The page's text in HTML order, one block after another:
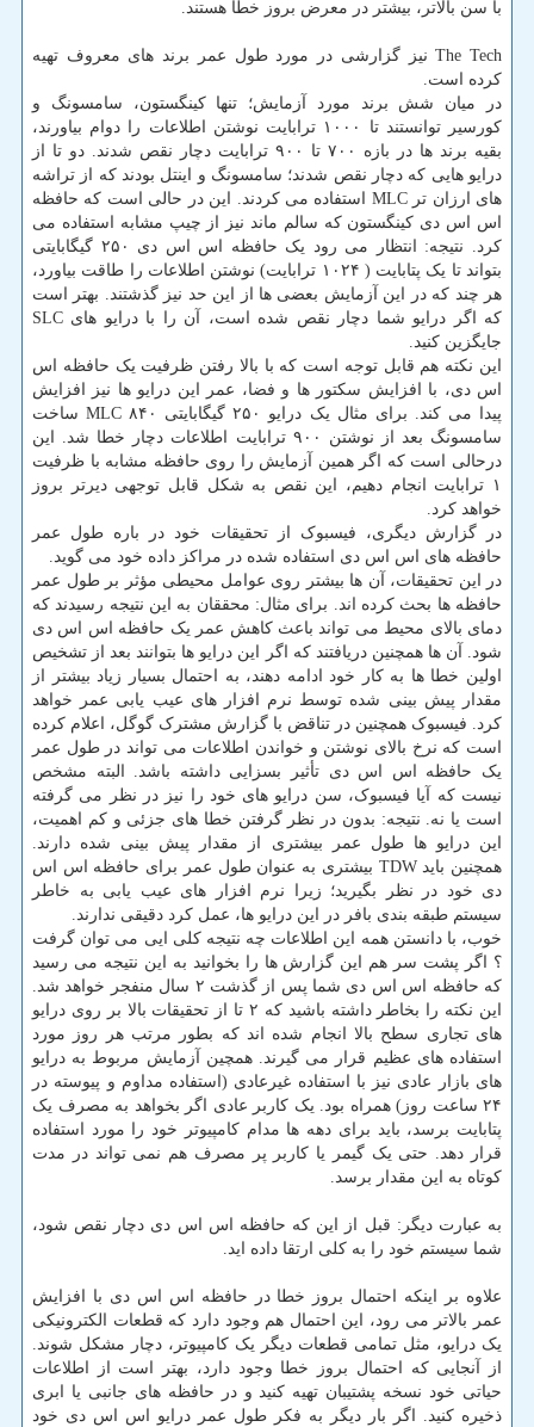
با سن بالاتر، بیشتر در معرض بروز خطا هستند.
The Tech نیز گزارشی در مورد طول عمر برند های معروف تهیه
کرده است.
در میان شش برند مورد آزمایش؛ تنها کینگستون، سامسونگ و
کورسیر توانستند تا ۱۰۰۰ ترابایت نوشتن اطلاعات را دوام بیاورند،
بقیه برند ها در بازه ۷۰۰ تا ۹۰۰ ترابایت دچار نقص شدند. دو تا از
درایو هایی که دچار نقص شدند؛ سامسونگ و اینتل بودند که از تراشه
های ارزان تر MLC استفاده می کردند. این در حالی است که حافظه
اس اس دی کینگستون که سالم ماند نیز از چیپ مشابه استفاده می
کرد. نتیجه: انتظار می رود یک حافظه اس اس دی ۲۵۰ گیگابایتی
بتواند تا یک پتابایت ( ۱۰۲۴ ترابایت) نوشتن اطلاعات را طاقت بیاورد،
هر چند که در این آزمایش بعضی ها از این حد نیز گذشتند. بهتر است
که اگر درایو شما دچار نقص شده است، آن را با درایو های SLC
جایگزین کنید.
این نکته هم قابل توجه است که با بالا رفتن ظرفیت یک حافظه اس
اس دی، با افزایش سکتور ها و فضا، عمر این درایو ها نیز افزایش
پیدا می کند. برای مثال یک درایو ۲۵۰ گیگابایتی ۸۴۰ MLC ساخت
سامسونگ بعد از نوشتن ۹۰۰ ترابایت اطلاعات دچار خطا شد. این
درحالی است که اگر همین آزمایش را روی حافظه مشابه با ظرفیت
۱ ترابایت انجام دهیم، این نقص به شکل قابل توجهی دیرتر بروز
خواهد کرد.
در گزارش دیگری، فیسبوک از تحقیقات خود در باره طول عمر
حافظه های اس اس دی استفاده شده در مراکز داده خود می گوید.
در این تحقیقات، آن ها بیشتر روی عوامل محیطی مؤثر بر طول عمر
حافظه ها بحث کرده اند. برای مثال: محققان به این نتیجه رسیدند که
دمای بالای محیط می تواند باعث کاهش عمر یک حافظه اس اس دی
شود. آن ها همچنین دریافتند که اگر این درایو ها بتوانند بعد از تشخیص
اولین خطا ها به کار خود ادامه دهند، به احتمال بسیار زیاد بیشتر از
مقدار پیش بینی شده توسط نرم افزار های عیب یابی عمر خواهد
کرد. فیسبوک همچنین در تناقض با گزارش مشترک گوگل، اعلام کرده
است که نرخ بالای نوشتن و خواندن اطلاعات می تواند در طول عمر
یک حافظه اس اس دی تأثیر بسزایی داشته باشد. البته مشخص
نیست که آیا فیسبوک، سن درایو های خود را نیز در نظر می گرفته
است یا نه. نتیجه: بدون در نظر گرفتن خطا های جزئی و کم اهمیت،
این درایو ها طول عمر بیشتری از مقدار پیش بینی شده دارند.
همچنین باید TDW بیشتری به عنوان طول عمر برای حافظه اس اس
دی خود در نظر بگیرید؛ زیرا نرم افزار های عیب یابی به خاطر
سیستم طبقه بندی بافر در این درایو ها، عمل کرد دقیقی ندارند.
خوب، با دانستن همه این اطلاعات چه نتیجه کلی ایی می توان گرفت
؟ اگر پشت سر هم این گزارش ها را بخوانید به این نتیجه می رسید
که حافظه اس اس دی شما پس از گذشت ۲ سال منفجر خواهد شد.
این نکته را بخاطر داشته باشید که ۲ تا از تحقیقات بالا بر روی درایو
های تجاری سطح بالا انجام شده اند که بطور مرتب هر روز مورد
استفاده های عظیم قرار می گیرند. همچین آزمایش مربوط به درایو
های بازار عادی نیز با استفاده غیرعادی (استفاده مداوم و پیوسته در
۲۴ ساعت روز) همراه بود. یک کاربر عادی اگر بخواهد به مصرف یک
پتابایت برسد، باید برای دهه ها مدام کامپیوتر خود را مورد استفاده
قرار دهد. حتی یک گیمر یا کاربر پر مصرف هم نمی تواند در مدت
کوتاه به این مقدار برسد.
به عبارت دیگر: قبل از این که حافظه اس اس دی دچار نقص شود،
شما سیستم خود را به کلی ارتقا داده اید.
علاوه بر اینکه احتمال بروز خطا در حافظه اس اس دی با افزایش
عمر بالاتر می رود، این احتمال هم وجود دارد که قطعات الکترونیکی
یک درایو، مثل تمامی قطعات دیگر یک کامپیوتر، دچار مشکل شوند.
از آنجایی که احتمال بروز خطا وجود دارد، بهتر است از اطلاعات
حیاتی خود نسخه پشتیبان تهیه کنید و در حافظه های جانبی یا ابری
ذخیره کنید. اگر بار دیگر به فکر طول عمر درایو اس اس دی خود